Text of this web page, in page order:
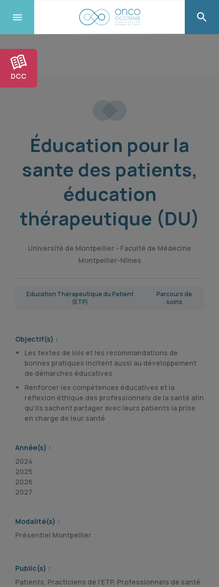
DCC
Éducation pour la
sante des patients,
éducation
thérapeutique (DU)
Université de Montpellier - Faculté de Médecine
Montpellier-Nîmes
Education Thérapeutique du Patient
(ETP)
Parcours de
soins
Objectif(s) :
Les textes de lois et les recommandations de
bonnes pratiques incitent aussi au développement
de démarches éducatives
Renforcer les compétences éducatives et la
réflexion éthique des professionnels de la santé afin
qu'ils sachent partager avec leurs patients la prise
en charge de leur santé
Année(s) :
2024
2025
2026
2027
Modalité(s) :
Présentiel Montpellier
Public(s) :
Patients, Practiciens de l'ETP, Professionnels de santé